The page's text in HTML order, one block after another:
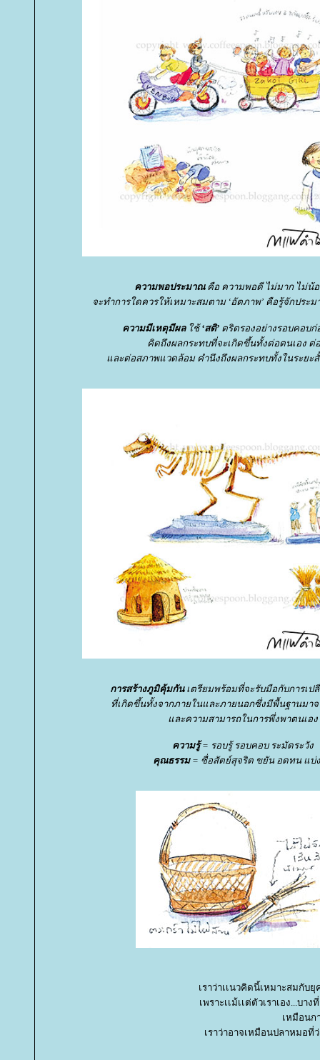
ความพอประมาณคือ ความพอดี ไม่มาก ไม่น้อ
จะทำการใดควรให้เหมาะสมตาม ‘อัตภาพ’ คือรู้จักประ
ความมีเหตุมีผลช้‘สติ’ ตริตรองอย่างรอบคอบ
คิดถึงผลกระทบที่จะเกิดขึ้นทั้งต่อตนเอง ต่
ละต่อสภาพแวดล้อม คำนึงถึงผลกระทบทั้งในระยะสั้
การสร้างภูมิคุ้มกันเตรียมพร้อมที่จะรับมือกับการเป
ที่เกิดขึ้นทั้งจากภายในและภายนอกซึ่งมีพื้นฐานมา
ละความสามารถในการพึ่งพาตนเอง
ความรู้= รอบรู้ รอบคอบ ระมัดระวัง
คุณธรรม= ซื่อสัตย์สุจริต ขยัน อดทน แบ่
เราว่าเเนวคิดนี้เหมาะสมกั
เพราะเเม้เเต่ตัวเราเอง...บ
เหมือนก
เราว่าอาจเหมือนปลาหมอที่